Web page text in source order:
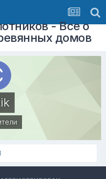
- Все о
домов